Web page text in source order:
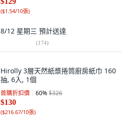
($1.54/10張)
8/12 星期三 預計送達
(174)
Hirolly 3層天然紙漿捲筒廚房紙巾 160
抽, 6入, 1個
首購折扣價 60%$326
$130
($216.67/10張)